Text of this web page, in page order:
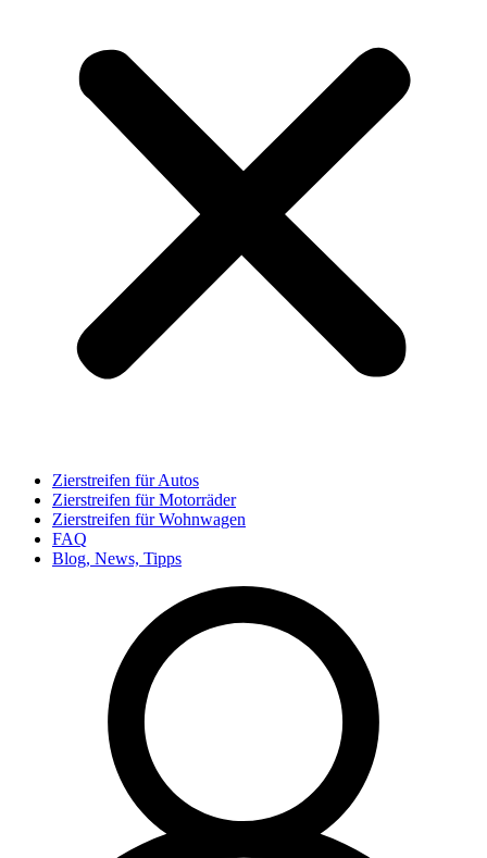
Zierstreifen für Autos
Zierstreifen für Motorräder
Zierstreifen für Wohnwagen
FAQ
Blog, News, Tipps